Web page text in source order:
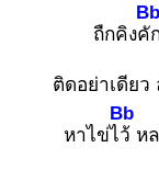
ถืกคิงคั
Bb
ติดอย่าเดียว
หาไข่ไว้
Bb
ห